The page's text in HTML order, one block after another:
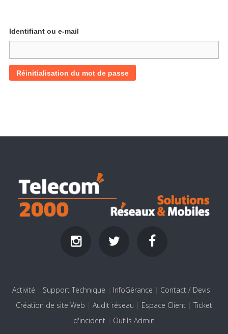
Identifiant ou e-mail
Réinitialisation du mot de passe
Activité | Support Technique | InfoGérance | Contact / Devis |
Création de site Web | Audit réseau | Espace Client | Ticket
d'incident | Outils Admin